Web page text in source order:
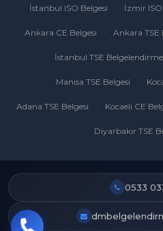
İstanbul ISO Belgesi İzmir ISO
Ankara CE Belgesi Ankara TSE
İstanbul TSE Belgelendirme
Manisa TSE Belgesi
Adana TSE Belgesi Kocaeli CE
Diyarbakır TSE
0533